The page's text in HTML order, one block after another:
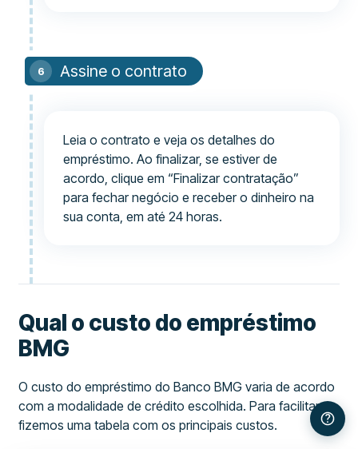
Assine o contrato
Leia o contrato e veja os detalhes do
empréstimo. Ao finalizar, se estiver de
acordo, clique em “Finalizar contratação”
para fechar negócio e receber o dinheiro na
sua conta, em até 24 horas.
Qual o custo do empréstimo
BMG
O custo do empréstimo do Banco BMG varia de acordo
com a modalidade de crédito escolhida. Para facilitar,
fizemos uma tabela com os principais custos.